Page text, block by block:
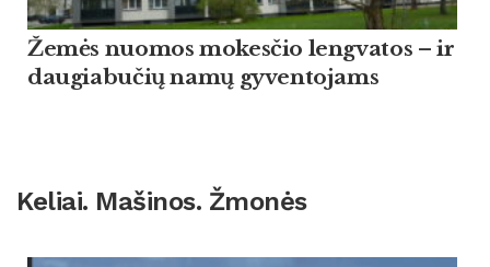
Žemės nuomos mokesčio lengvatos – ir
daugiabučių namų gyventojams
Keliai. Mašinos. Žmonės